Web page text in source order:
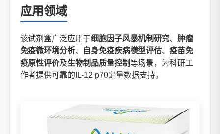
应用领域
该试剂盒广泛应用于细胞因子风暴机制研究、 肿瘤
免疫微环境分析、 自身免疫疾病模型评估、 疫苗免
疫原性评价及生物制品质量控制等场景，为科研工
作者提供可靠的IL-12 p70定量数据支持。